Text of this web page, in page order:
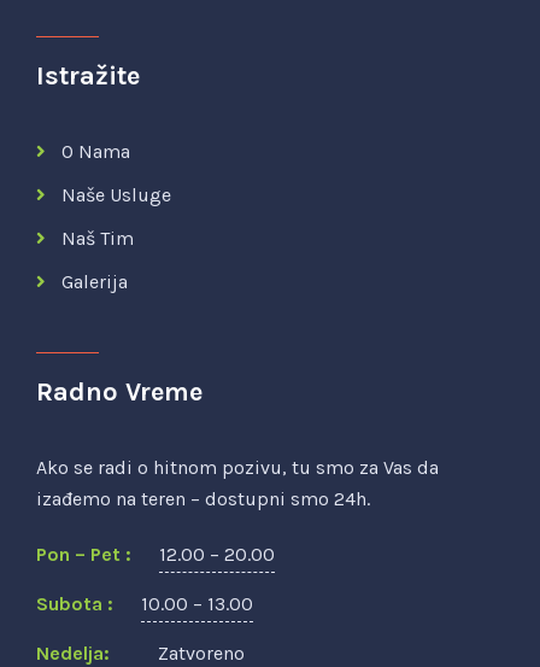
Istražite
O Nama
Naše Usluge
Naš Tim
Galerija
Radno Vreme
Ako se radi o hitnom pozivu, tu smo za Vas da
izađemo na teren – dostupni smo 24h.
Pon – Pet : 12.00 – 20.00
Subota : 10.00 – 13.00
Nedelja: Zatvoreno